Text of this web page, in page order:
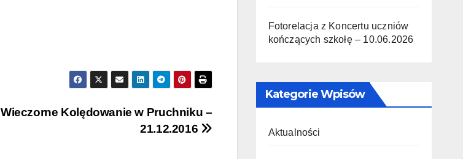
Wieczorne Kolędowanie w Pruchniku –
21.12.2016
Fotorelacja z Koncertu uczniów
kończących szkołę – 10.06.2026
Kategorie Wpisów
Aktualności